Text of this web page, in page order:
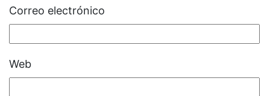
Correo electrónico
Web